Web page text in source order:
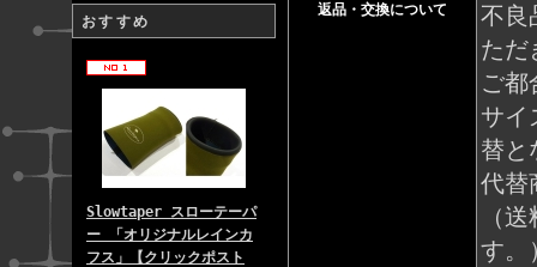
おすすめ
Slowtaper スローテーパ
ー 「オリジナルレインカ
フス」【クリックポスト
返品・交換について
不良
ただ
ご都
サイ
替と
代替
（
す。